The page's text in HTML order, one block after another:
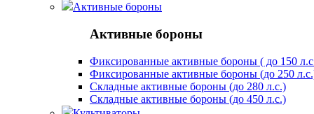
Активные бороны
Активные бороны
Фиксированные активные бороны ( до 150
Фиксированные активные бороны (до 250
Складные активные бороны (до 280 л.с.)
Складные активные бороны (до 450 л.с.)